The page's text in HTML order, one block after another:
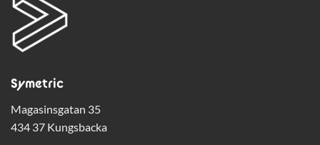
Symetric
Magasinsgatan 35
434 37 Kungsbacka